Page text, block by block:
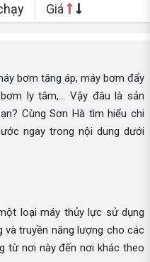
Giá
bơm tăng áp, máy bơm đẩy
ly tâm,... Vậy đâu là sản
Cùng Sơn Hà tìm hiểu chi
ngay trong nội dung dưới
loại máy thủy lực sử dụng
và truyền năng lượng cho các
từ nơi này đến nơi khác theo